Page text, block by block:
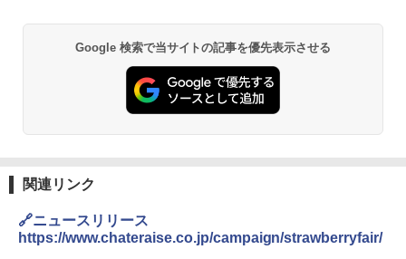
【公式】ブタメン とんこつ味 35g×15個
| 業務用 夜食 カップラーメン ミニカップ
麺 小腹 インスタント アウトドアにも ロ
ーリングストック 大人買い おやつカン
パニー
3
シャープ 過熱水蒸気 オーブンレンジ 26
L コンベクション 2段調理 ホワイト RE-
SS26B-W
3
人暮らし フラットテーブル グレー YRZ-
Google 検索で当サイトの記事を優先表示させる
関連リンク
🔗ニュースリリース
https://www.chateraise.co.jp/campaign/strawberryfair/